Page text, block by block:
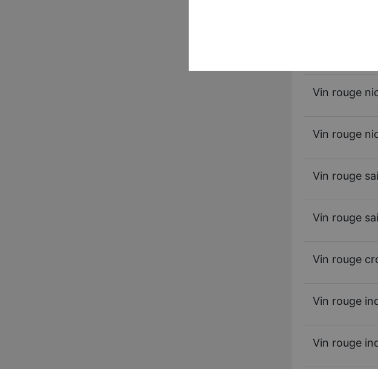
Vin rouge
Vin rouge
Vin rouge
Vin rouge
Vin rouge
Vin rouge
Vin rouge